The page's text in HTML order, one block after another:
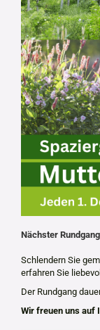
Nächster
Schlendern Sie
erfahren Sie
Der Rundgang
Wir freuen uns auf